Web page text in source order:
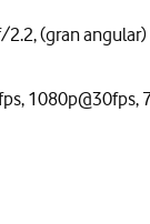
2.2, (gran angular)
1080p@30fps,